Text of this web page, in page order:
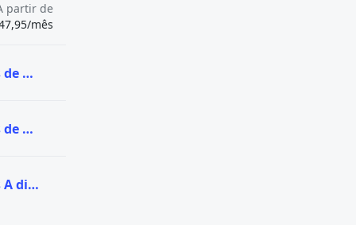
partir de
mês
Ver todas as vagas de Graduação na UNA
Ver todas as vagas de Pós-graduação na UNA
Ver todas as vagas A distância (EaD) na UNA